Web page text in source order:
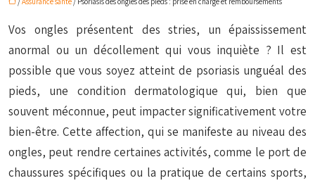
Vos ongles présentent des stries, un épaississement
anormal ou un décollement qui vous inquiète ? Il est
possible que vous soyez atteint de psoriasis unguéal des
pieds, une condition dermatologique qui, bien que
souvent méconnue, peut impacter significativement votre
bien-être. Cette affection, qui se manifeste au niveau des
ongles, peut rendre certaines activités, comme le port de
chaussures spécifiques ou la pratique de certains sports,